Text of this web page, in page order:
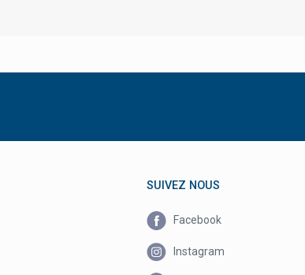
SUIVEZ NOUS
Facebook
Instagram